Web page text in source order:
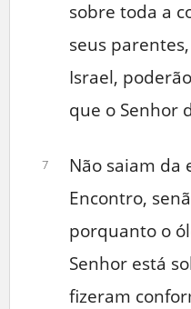
sobre toda a
seus
Israel,
que o Senhor
7
Não saiam da
Encontro,
porquanto o
Senhor está
fizeram